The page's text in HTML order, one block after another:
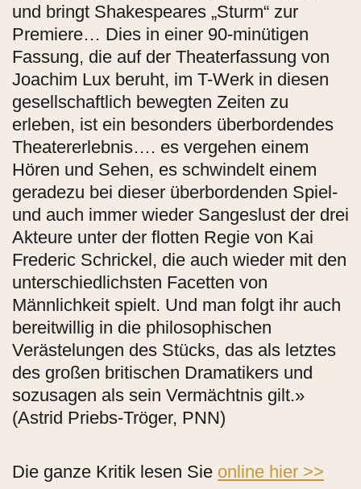
und bringt Shakespeares „Sturm“ zur
Premiere… Dies in einer 90-minütigen
Fassung, die auf der Theaterfassung von
Joachim Lux beruht, im T-Werk in diesen
gesellschaftlich bewegten Zeiten zu
erleben, ist ein besonders überbordendes
Theatererlebnis…. es vergehen einem
Hören und Sehen, es schwindelt einem
geradezu bei dieser überbordenden Spiel-
und auch immer wieder Sangeslust der drei
Akteure unter der flotten Regie von Kai
Frederic Schrickel, die auch wieder mit den
unterschiedlichsten Facetten von
Männlichkeit spielt. Und man folgt ihr auch
bereitwillig in die philosophischen
Verästelungen des Stücks, das als letztes
des großen britischen Dramatikers und
sozusagen als sein Vermächtnis gilt.»
(Astrid Priebs-Tröger, PNN)
Die ganze Kritik lesen Sie online hier >>